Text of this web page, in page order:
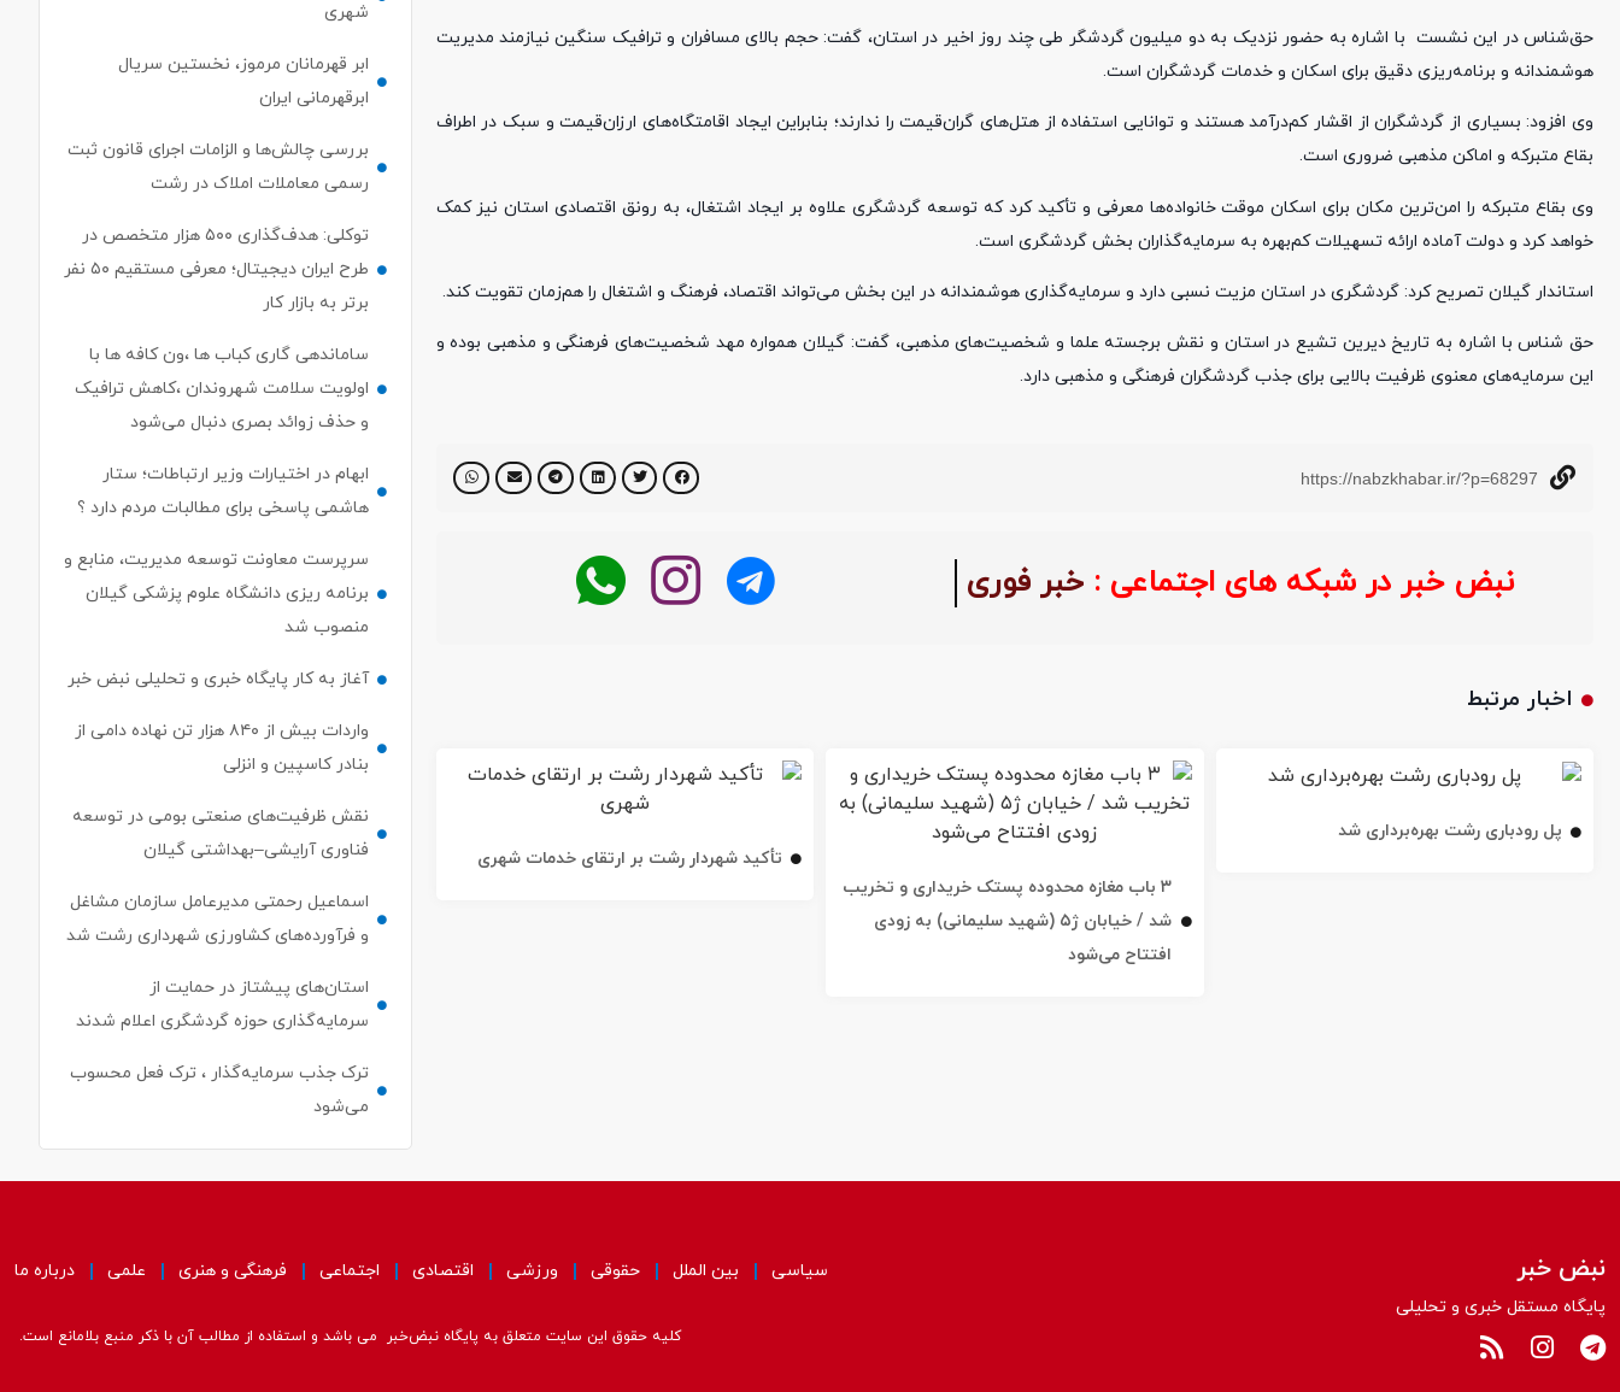
حق‌شناس در این نشست با اشاره به حضور نزدیک به دو میلیون گردشگر طی چند روز اخیر در استان، گفت: حجم بالای مسافران و ترافیک سنگین نیازمند مدیریت
هوشمندانه و برنامه‌ریزی دقیق برای اسکان و خدمات گردشگران است.
وی افزود: بسیاری از گردشگران از اقشار کم‌درآمد هستند و توانایی استفاده از هتل‌های گران‌قیمت را ندارند؛ بنابراین ایجاد اقامتگاه‌های ارزان‌قیمت و سبک در اطراف
بقاع متبرکه و اماکن مذهبی ضروری است.
وی بقاع متبرکه را امن‌ترین مکان برای اسکان موقت خانواده‌ها معرفی و تأکید کرد که توسعه گردشگری علاوه بر ایجاد اشتغال، به رونق اقتصادی استان نیز کمک
خواهد کرد و دولت آماده ارائه تسهیلات کم‌بهره به سرمایه‌گذاران بخش گردشگری است.
استاندار گیلان تصریح کرد: گردشگری در استان مزیت نسبی دارد و سرمایه‌گذاری هوشمندانه در این بخش می‌تواند اقتصاد، فرهنگ و اشتغال را هم‌زمان تقویت کند.
حق شناس با اشاره به تاریخ دیرین تشیع در استان و نقش برجسته علما و شخصیت‌های مذهبی، گفت: گیلان همواره مهد شخصیت‌های فرهنگی و مذهبی بوده و
این سرمایه‌های معنوی ظرفیت بالایی برای جذب گردشگران فرهنگی و مذهبی دارد.
https://nabzkhabar.ir/?p=68297
نبض خبر در شبکه های اجتماعی : خبر فوری
اخبار مرتبط
پل رودباری رشت بهره‌برداری شد
۳ باب مغازه محدوده پستک خریداری و تخریب
شد / خیابان ژ۵ (شهید سلیمانی) به زودی
افتتاح می‌شود
تأکید شهردار رشت بر ارتقای خدمات شهری
شهری
ابر قهرمانان مرموز، نخستین سریال
ابرقهرمانی ایران
بررسی چالش‌ها و الزامات اجرای قانون ثبت
رسمی معاملات املاک در رشت
توکلی: هدف‌گذاری ۵۰۰ هزار متخصص در
طرح ایران دیجیتال؛ معرفی مستقیم ۵۰ نفر
برتر به بازار کار
ساماندهی گاری کباب ها ،ون کافه ها با
اولویت سلامت شهروندان ،کاهش ترافیک
و حذف زوائد بصری دنبال می‌شود
ابهام در اختیارات وزیر ارتباطات؛ ستار
هاشمی پاسخی برای مطالبات مردم دارد ؟
سرپرست معاونت توسعه مدیریت، منابع و
برنامه ریزی دانشگاه علوم پزشکی گیلان
منصوب شد
آغاز به کار پایگاه خبری و تحلیلی نبض خبر
واردات بیش از ۸۴۰ هزار تن نهاده دامی از
بنادر كاسپین و انزلی
نقش ظرفیت‌های صنعتی بومی در توسعه
فناوری آرایشی–بهداشتی گیلان
اسماعیل رحمتی مدیرعامل سازمان مشاغل
و فرآورده‌های کشاورزی شهرداری رشت شد
استان‌های پیشتاز در حمایت از
سرمایه‌گذاری حوزه گردشگری اعلام شدند
ترک جذب سرمایه‌گذار ، ترک فعل محسوب
می‌شود
نبض خبر
پایگاه مستقل خبری و تحلیلی
سیاسی بین الملل حقوقی ورزشی اقتصادی اجتماعی فرهنگی و هنری علمی درباره ما
کلیه حقوق این سایت متعلق به پایگاه نبض‌خبر می باشد و استفاده از مطالب آن با ذکر منبع بلامانع است.